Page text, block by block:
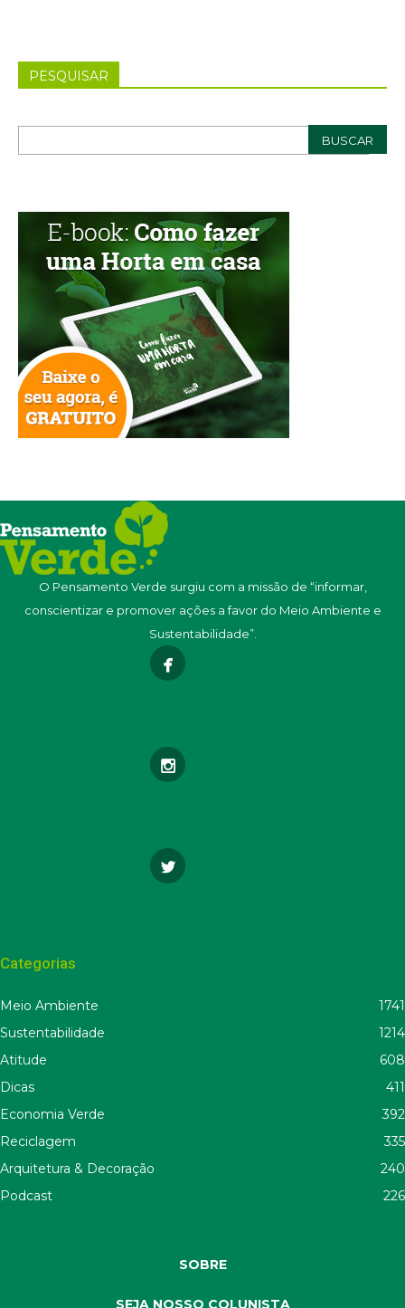
PESQUISAR
O Pensamento Verde surgiu com a missão de “informar,
conscientizar e promover ações a favor do Meio Ambiente e
Sustentabilidade”.
Categorias
Meio Ambiente
1741
Sustentabilidade
1214
Atitude
608
Dicas
411
Economia Verde
392
Reciclagem
335
Arquitetura & Decoração
240
Podcast
226
SOBRE